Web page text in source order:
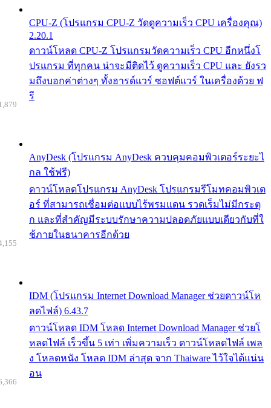
CPU-Z (โปรแกรม CPU-Z วัดดูความเร็ว CPU เครื่องคุณ)
2.20.1
ดาวน์โหลด CPU-Z โปรแกรมวัดความเร็ว CPU อีกหนึ่งโ
ปรแกรม ที่ทุกคน น่าจะมีติดไว้ ดูความเร็ว CPU และ ยังรว
มถึงบอกค่าต่างๆ ทั้งฮารด์แวร์ ซอฟต์แวร์ ในเครื่องด้วย ฟ
รี
AnyDesk (โปรแกรม AnyDesk ควบคุมคอมพิวเตอร์ระยะไ
กล ใช้ฟรี)
ดาวน์โหลดโปรแกรม AnyDesk โปรแกรมรีโมทคอมพิวเต
อร์ ที่สามารถเชื่อมต่อแบบไร้พรมแดน รวดเร็มไม่มีกระตุ
ก และที่สำคัญมีระบบรักษาความปลอดภัยแบบเดียวกับที่ใ
ช้ภายในธนาคารอีกด้วย
IDM (โปรแกรม Internet Download Manager ช่วยดาวน์โห
ลดไฟล์) 6.43.7
ดาวน์โหลด IDM โหลด Internet Download Manager ช่วยโ
หลดไฟล์ เร็วขึ้น 5 เท่า เพิ่มความเร็ว ดาวน์โหลดไฟล์ เพล
ง โหลดหนัง โหลด IDM ล่าสุด จาก Thaiware ไว้ใจได้แน่น
อน